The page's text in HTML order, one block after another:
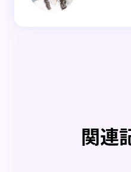
関連